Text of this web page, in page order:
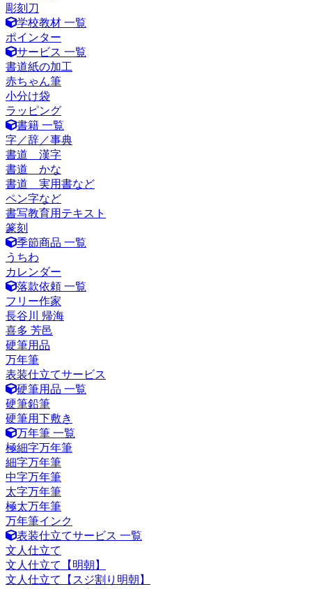
彫刻刀
学校教材 一覧
ポインター
サービス 一覧
書道紙の加工
赤ちゃん筆
小分け袋
ラッピング
書籍 一覧
字／辞／事典
書道 漢字
書道 かな
書道 実用書など
ペン字など
書写教育用テキスト
篆刻
季節商品 一覧
うちわ
カレンダー
落款依頼 一覧
フリー作家
長谷川 帰海
喜多 芳邑
硬筆用品
万年筆
表装仕立てサービス
硬筆用品 一覧
硬筆鉛筆
硬筆用下敷き
万年筆 一覧
極細字万年筆
細字万年筆
中字万年筆
太字万年筆
極太万年筆
万年筆インク
表装仕立てサービス 一覧
文人仕立て
文人仕立て【明朝】
文人仕立て【スジ割り明朝】